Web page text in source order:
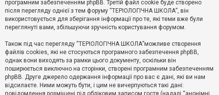
в
і
д
о
і
д
е
й
А
програмним забезпеченням phpBB. Третій файл cookie буде створено
після перегляду однієї з тем форуму “ТЕРІОЛОГІЧНА ШКОЛА”, він
використовується для зберігання інформації про те, які теми вже були
переглянуті вами, збільшуючи зручність користування форумом.
Також під час перегляду “ТЕРІОЛОГІЧНА ШКОЛА”можливе створення
файлів cookies, які не стосуються програмного забезпечення phpBB,
однак вони виходять за рамки цього документу, оскільки він
поширюється виключно на сторінки, створені програмним забезпеченням
phpBB. Друге джерело одержання інформації про вас є дані, які ви нам
відсилаєте. Ними можуть бути, і цим не вичерпуються такі дані: